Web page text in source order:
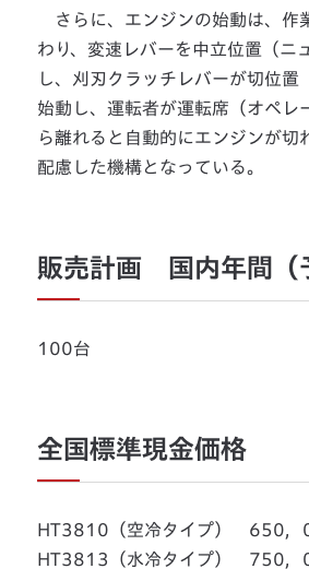
さらに、エンジンの始動は、作
わり、変速レバーを中立位置（ニ
し、刈刃クラッチレバーが切位置
始動し、運転者が運転席（オペレ
ら離れると自動的にエンジンが切
配慮した機構となっている。
販売計画 国内年間（
100台
全国標準現金価格
HT3810（空冷タイプ） 650，
HT3813（水冷タイプ） 750，